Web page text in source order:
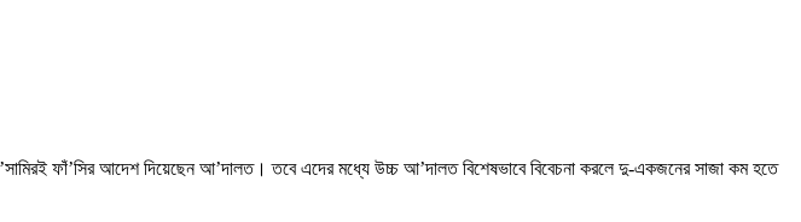
ফাঁ’সির আদেশ দিয়েছেন আ’দালত। তবে এদের মধ্যে উচ্চ আ’দালত বিশেষভাবে বিবেচনা করলে দু-একজনের সাজা কম হতে